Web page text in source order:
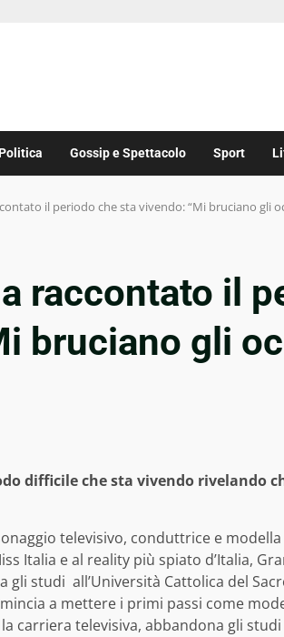
Gossip e Spettacolo Sport
il periodo che sta vivendo: “Mi bruciano gli
raccontato il
bruciano gli
difficile che sta vivendo rivelando
televisivo, conduttrice e
Italia e al reality più spiato d’Italia,
studi all’Università Cattolica del
a mettere i primi passi come
carriera televisiva, abbandona gli